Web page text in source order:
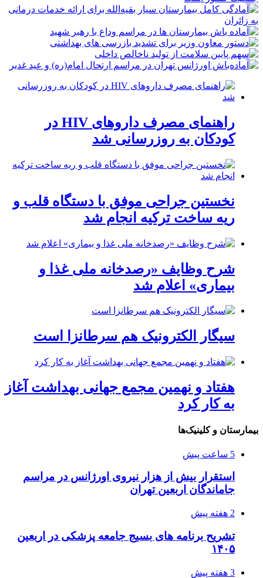
راهنمای مصرف داروهای HIV در
کودکان به روزرسانی شد
نخستین جراحی موفق با دستگاه قلب و
ریه ساخت ترکیه انجام شد
شرح وظایف «رصدخانه ملی غذا و
بیماری» اعلام شد
سیگار الکترونیک هم سرطانزا است
هفتاد و نهمین مجمع جهانی بهداشت آغاز
به کار کرد
بیمارستان و کلینیک‌ها
5 ساعت پیش
استقرار بیش از هزار نیروی اورژانس در مراسم
جاماندگان اربعین تهران
2 هفته پیش
تشریح برنامه های بسیج جامعه پزشکی در اربعین
۱۴۰۵
3 هفته پیش